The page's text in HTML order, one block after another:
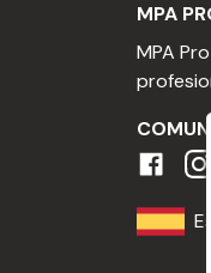
La
La
MPA
MPA